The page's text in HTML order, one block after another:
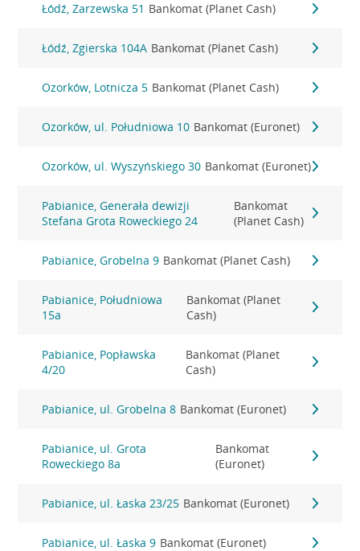
Łódź, Zarzewska 51 Bankomat (Planet Cash)
Łódź, Zgierska 104A Bankomat (Planet Cash)
Ozorków, Lotnicza 5 Bankomat (Planet Cash)
Ozorków, ul. Południowa 10 Bankomat (Euronet)
Ozorków, ul. Wyszyńskiego 30 Bankomat (Euronet)
Pabianice, Generała dewizji
Stefana Grota Roweckiego 24
Bankomat
(Planet Cash)
Pabianice, Grobelna 9 Bankomat (Planet Cash)
Pabianice, Południowa
15a
Bankomat (Planet
Cash)
Pabianice, Popławska
4/20
Bankomat (Planet
Cash)
Pabianice, ul. Grobelna 8 Bankomat (Euronet)
Pabianice, ul. Grota
Roweckiego 8a
Bankomat
(Euronet)
Pabianice, ul. Łaska 23/25 Bankomat (Euronet)
Pabianice, ul. Łaska 9 Bankomat (Euronet)